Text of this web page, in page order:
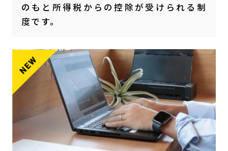
のもと所得税からの控除が受けられる制
度です。